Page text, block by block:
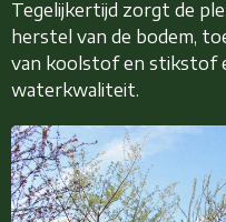
Tegelijkertijd zorgt de
herstel van de bodem,
van koolstof en stikstof
waterkwaliteit.